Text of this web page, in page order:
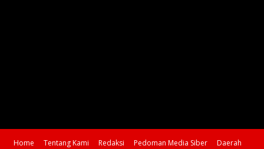
Home Tentang Kami Redaksi Pedoman Media Siber
Daerah